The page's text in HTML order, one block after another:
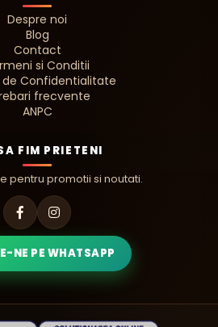
Despre noi
Blog
Contact
si Conditii
de Confidentialitate
frecvente
ANPC
FIM PRIETENI
pentru promotii si noutati.
NE PE WHATSAPP